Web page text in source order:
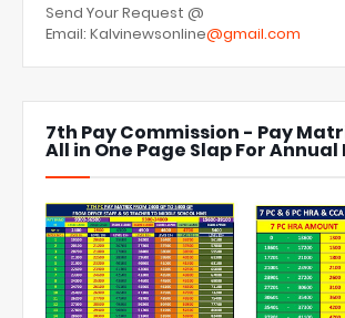
Send Your Request @
Email: Kalvinewsonline@gmail.com
7th Pay Commission - Pay
All in One Page Slap For